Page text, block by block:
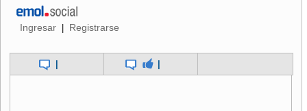
Ingresar | Registrarse
| |